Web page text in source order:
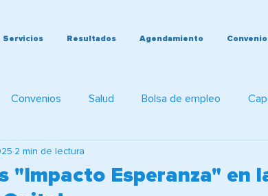
Servicios Resultados Agendamiento
Convenios Salud Bolsa de empleo
"Impacto Esperanza" en
2 min de lectura